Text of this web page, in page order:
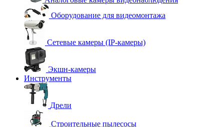
Оборудование для видеомонтажа
Сетевые камеры (IP-камеры)
Экшн-камеры
Инструменты
Дрели
Строительные пылесосы